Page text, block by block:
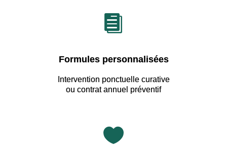

Formules personnalisées
Intervention ponctuelle curative
ou contrat annuel préventif
